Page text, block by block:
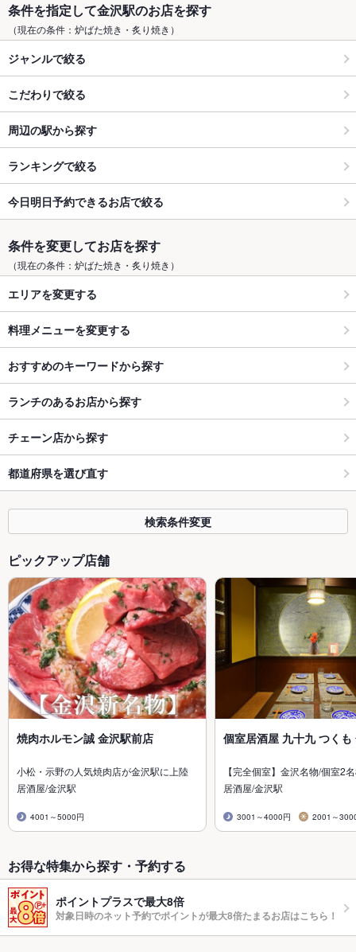
条件を指定して金沢駅のお店を探す
（現在の条件：炉ばた焼き・炙り焼き）
ジャンルで絞る
こだわりで絞る
周辺の駅から探す
ランキングで絞る
今日明日予約できるお店で絞る
条件を変更してお店を探す
（現在の条件：炉ばた焼き・炙り焼き）
エリアを変更する
料理メニューを変更する
おすすめのキーワードから探す
ランチのあるお店から探す
チェーン店から探す
都道府県を選び直す
検索条件変更
ピックアップ店舗
焼肉ホルモン誠 金沢駅前店
小松・示野の人気焼肉店が金沢駅に上陸
居酒屋/金沢駅
4001～5000円
個室居酒屋 九十九 つくも
【完全個室】金沢名物/個室2
居酒屋/金沢駅
3001～4000円 2001～
お得な特集から探す・予約する
ポイントプラスで最大8倍
対象日時のネット予約でポイントが最大8倍たまるお店はこちら！